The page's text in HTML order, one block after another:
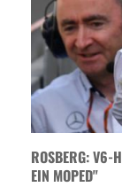
ROSBERG: V6-
EIN MOPED"